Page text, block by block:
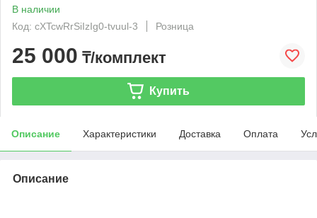
В наличии
Код: cXTcwRrSiIzIg0-tvuul-3
Розница
25 000 ₸/комплект
Купить
Описание Характеристики Доставка Оплата
Описание